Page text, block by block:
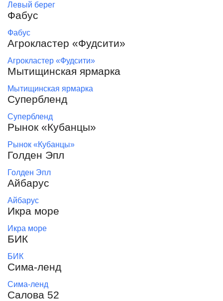
Левый берег
Фабус
Фабус
Агрокластер «Фудсити»
Агрокластер «Фудсити»
Мытищинская ярмарка
Мытищинская ярмарка
Супербленд
Супербленд
Рынок «Кубанцы»
Рынок «Кубанцы»
Голден Эпл
Голден Эпл
Айбарус
Айбарус
Икра море
Икра море
БИК
БИК
Сима-ленд
Сима-ленд
Салова 52